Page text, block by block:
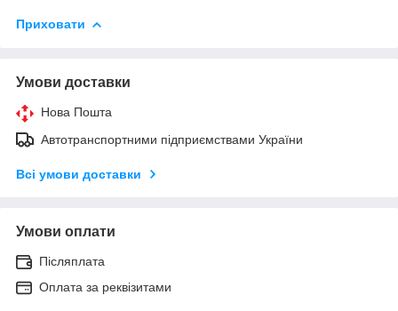
Приховати
Умови доставки
Нова Пошта
Автотранспортними підприємствами України
Всі умови доставки
Умови оплати
Післяплата
Оплата за реквізитами